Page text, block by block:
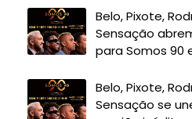
Belo, Pixote,
Sensação
para Somos 90
Belo, Pixote,
Sensação se